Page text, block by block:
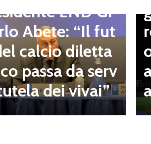
LND Gi
Abete: “Il fut
calcio diletta
passa da serv
dei vivai”